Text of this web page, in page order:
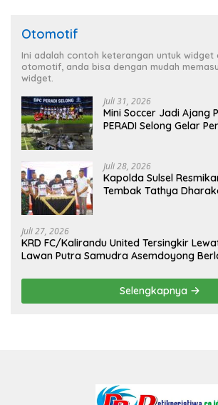
Otomotif
Ini adalah contoh keterangan untuk widget
otomotif, anda bisa dengan mudah
widget.
Juli 31, 2026
Mini Soccer Jadi Ajang
PERADI Selong Gelar
Juli 28, 2026
Kapolda Sulsel
Tembak Tathya
Juli 27, 2026
KRD FC/Kalirandu United Tersingkir
Lawan Putra Samudra Asemdoyong
Selengkapnya